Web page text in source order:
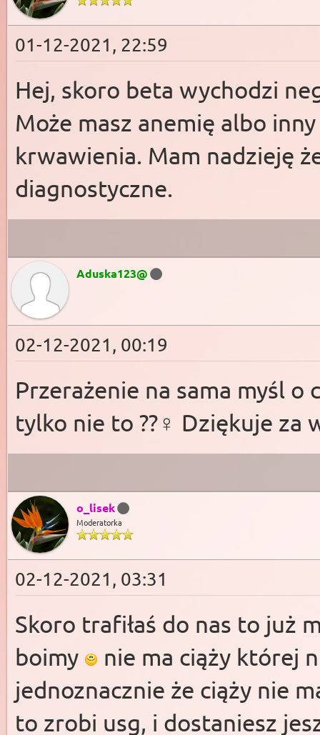
01-12-2021, 22:59
Hej, skoro beta wychodzi
Może masz anemię albo
krwawienia. Mam nadzieję
diagnostyczne.
Aduska123@
02-12-2021, 00:19
Przerażenie na sama myśl o
tylko nie to ??‍♀️ Dziękuje za
o_lisek
Moderatorka
02-12-2021, 03:31
Skoro trafiłaś do nas to już
boimy
nie ma ciąży której
jednoznacznie że ciąży nie
to zrobi usg, i dostaniesz